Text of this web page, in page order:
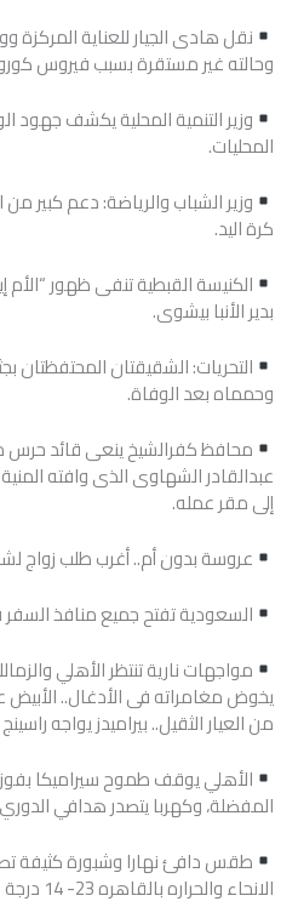
نقل هادى الجيار للعناية
وحالته غير مستقرة بسبب فيروس
وزير التنمية المحلية يكشف جهود
المحليات.
وزير الشباب والرياضة: دعم كبير
كرة اليد.
الكنيسة القبطية تنفى ظهور “الأم
بدير الأنبا بيشوى.
التحريات: الشقيقتان المحتفظتان
وحمماه بعد الوفاة.
محافظ كفرالشيخ ينعى قائد حرس
عبدالقادر الشهاوى الذى وافته
إلى مقر عمله.
عروسة بدون أم.. أغرب طلب زواج
السعودية تفتح جميع منافذ السفر في 31 مارس
مواجهات نارية تنتظر الأهلي
يخوض مغامراته فى الأدغال.. الأبيض
من العيار الثقيل.. بيراميدز يواجه
المفضلة، وكهربا يتصدر هدافي الدوري
طقس دافئ نهارا وشبورة كثيفة
الانحاء والحراره بالقاهره 23- 14 درجة